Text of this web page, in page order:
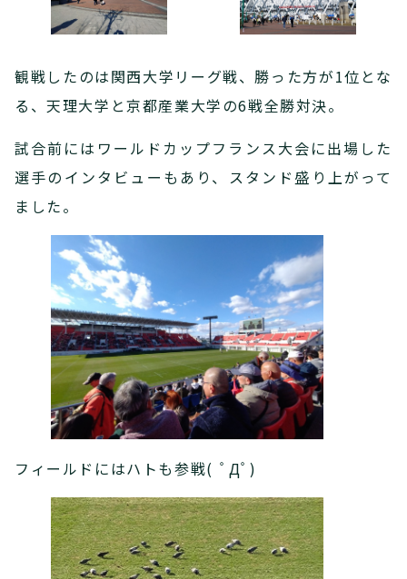
観戦したのは関西大学リーグ戦、勝った方が1位とな
る、天理大学と京都産業大学の6戦全勝対決。
試合前にはワールドカップフランス大会に出場した
選手のインタビューもあり、スタンド盛り上がって
ました。
フィールドにはハトも参戦( ﾟДﾟ)